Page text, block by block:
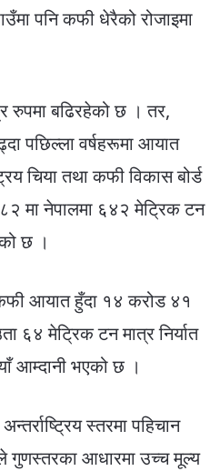
पनि कफी धेरैको रोजाइमा
बढिरहेको छ । तर,
पछिल्ला वर्षहरूमा आयात
चिया तथा कफी विकास बोर्ड
मा नेपालमा ६४२ मेट्रिक टन
छ ।
आयात हुँदा १४ करोड ४१
६४ मेट्रिक टन मात्र निर्यात
आम्दानी भएको छ ।
स्तरमा पहिचान
गुणस्तरका आधारमा उच्च मूल्य